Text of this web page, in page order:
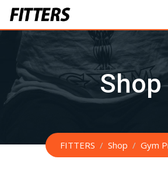
Skip
content
Shop
FITTERS / Shop / Gym